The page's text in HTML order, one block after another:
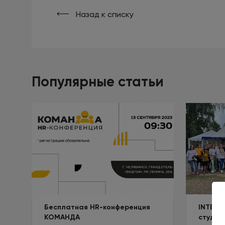
Назад к списку
Популярные статьи
Бесплатная HR-конференция
КОМАНДА
INTEC